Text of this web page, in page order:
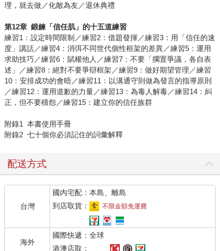
理，就去做／化敵為友／退休典禮
第12章 鍛鍊「信任肌」的十五道練習
練習1：設定時間限制／練習2：借題發揮／練習3：用「信任的速
度」講話／練習4：消弭不同世代個性框架的差異／練習5：運用
求助技巧／練習6：賦權他人／練習7：不要「擱置爭議，各自表
述」／練習8：絕對不要爭辯框架／練習9：做好期望管理／練習
10：安排成功的會晤／練習11：以溝通守則做為發言的指導原則
／練習12：運用道歉的力量／練習13：為毒人解毒／練習14：糾
正，但不要積怨／練習15：建立你的信任族群
附錄1 本書使用手冊
附錄2 七十個你必須記住的詞彙解釋
配送方式
台灣
國內宅配：本島、離島
到店取貨：
不限金額免運費
海外
國際快遞：全球
港澳店取：